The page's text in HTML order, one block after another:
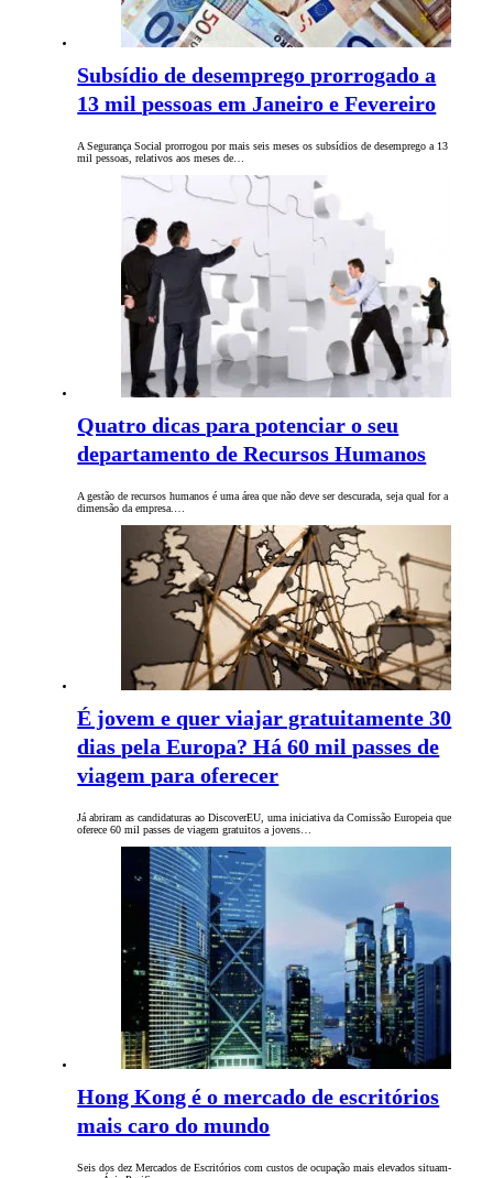
Subsídio de desemprego prorrogado a
13 mil pessoas em Janeiro e Fevereiro
A Segurança Social prorrogou por mais seis meses os subsídios de desemprego a 13
mil pessoas, relativos aos meses de…
Quatro dicas para potenciar o seu
departamento de Recursos Humanos
A gestão de recursos humanos é uma área que não deve ser descurada, seja qual for a
dimensão da empresa.…
É jovem e quer viajar gratuitamente 30
dias pela Europa? Há 60 mil passes de
viagem para oferecer
Já abriram as candidaturas ao DiscoverEU, uma iniciativa da Comissão Europeia que
oferece 60 mil passes de viagem gratuitos a jovens…
Hong Kong é o mercado de escritórios
mais caro do mundo
Seis dos dez Mercados de Escritórios com custos de ocupação mais elevados situam-